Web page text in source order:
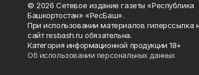
© 2026 Сетевое издание газеты «Республика
Башкортостан» «РесБаш».
При использовании материалов гиперссылка
сайт resbash.ru обязательна.
Категория информационной продукции 18+
Об использовании персональных данных